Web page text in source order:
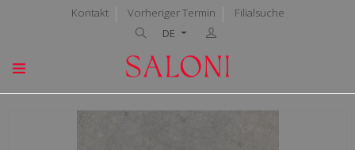
Kontakt Vorheriger Termin
Filialsuche
DE